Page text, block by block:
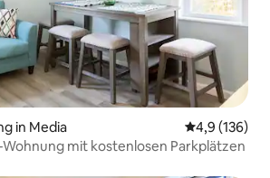
in Media
4,9 (136)
mit kostenlosen Parkplätzen